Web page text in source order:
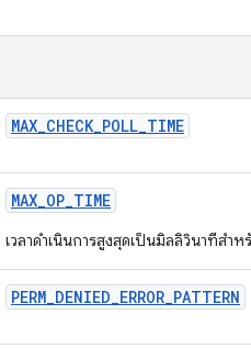
MAX_CHECK_POLL_TIME
MAX_OP_TIME
เวลาดำเนินการสูงสุดเป็นมิลลิวินาทีสำ
PERM_DENIED_ERROR_PATTERN